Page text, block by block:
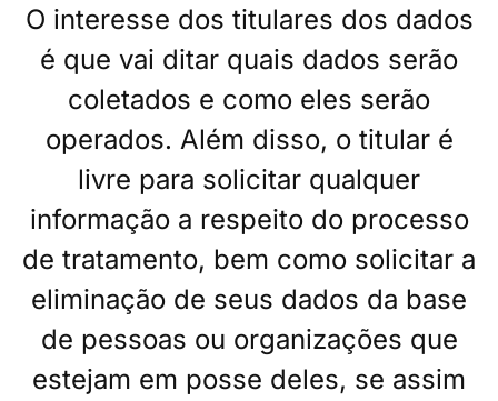
O interesse dos titulares dos dados
é que vai ditar quais dados serão
coletados e como eles serão
operados. Além disso, o titular é
livre para solicitar qualquer
informação a respeito do processo
de tratamento, bem como solicitar a
eliminação de seus dados da base
de pessoas ou organizações que
estejam em posse deles, se assim